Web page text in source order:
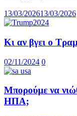
13/03/202613/03/2026
Κι αν βγει ο
02/11/2024 0
Μπορούμε να
ΗΠΑ;